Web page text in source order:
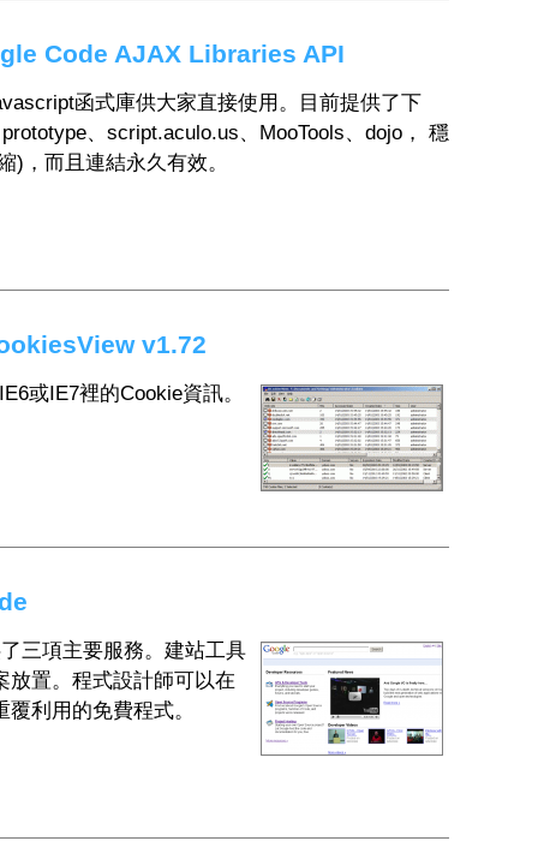
Code AJAX Libraries API
函式庫供大家直接使用。目前提供了下
、script.aculo.us、MooTools、dojo， 穩
)，而且連結永久有效。
v1.72
或IE7裡的Cookie資訊。
三項主要服務。建站工具
放置。程式設計師可以在
利用的免費程式。